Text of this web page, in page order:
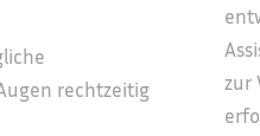
rechtzeitig
zur